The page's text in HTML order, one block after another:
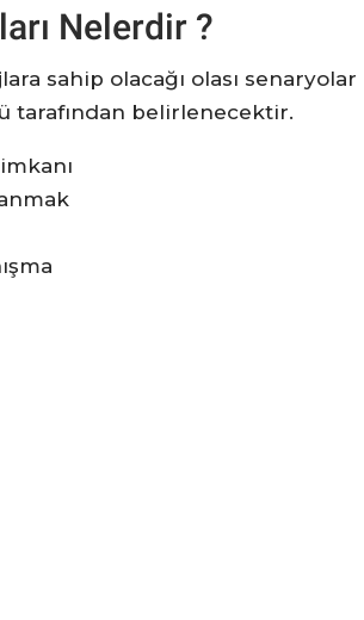
Nelerdir ?
sahip olacağı olası senaryolar
tarafından belirlenecektir.